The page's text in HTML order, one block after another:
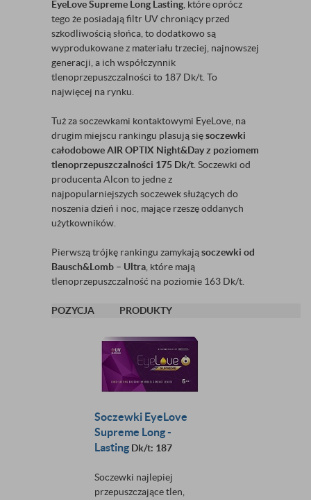
EyeLove Supreme Long Lasting , które oprócz
tego że posiadają filtr UV chroniący przed
szkodliwością słońca, to dodatkowo są
wyprodukowane z materiału trzeciej, najnowszej
generacji, a ich współczynnik
tlenoprzepuszczalności to 187 Dk/t. To
najwięcej na rynku.
Tuż za soczewkami kontaktowymi EyeLove, na
drugim miejscu rankingu plasują sięsoczewki
całodobowe AIR OPTIX Night&Day z poziomem
tlenoprzepuszczalności 175 Dk/t . Soczewki od
producenta Alcon to jedne z
najpopularniejszych soczewek służących do
noszenia dzień i noc, mające rzeszę oddanych
użytkowników.
Pierwszą trójkę rankingu zamykająsoczewki od
Bausch&Lomb – Ultra , które mają
tlenoprzepuszczalność na poziomie 163 Dk/t.
POZYCJA PRODUKTY
Soczewki EyeLove
Supreme Long -
Lasting Dk/t: 187
Soczewki najlepiej
przepuszczające tlen,